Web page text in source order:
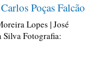
Poças Falcão
Lopes | José
Fotografia: